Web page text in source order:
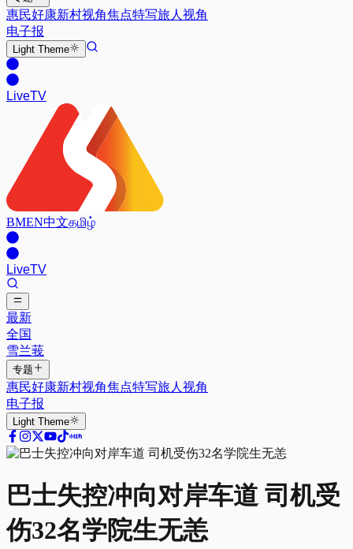
惠民好康新村视角焦点特写旅人视角
电子报
Light Theme
LiveTV
BMEN中文தமிழ்
LiveTV
最新
全国
雪兰莪
专题
惠民好康新村视角焦点特写旅人视角
电子报
Light Theme
巴士失控冲向对岸车道 司机受
伤32名学院生无恙